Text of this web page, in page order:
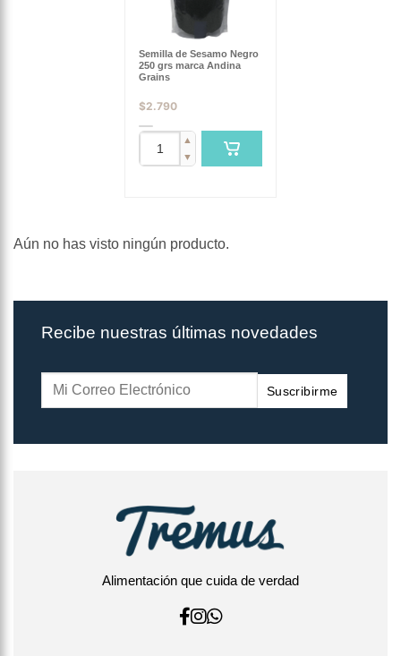
Semilla de Sesamo Negro
250 grs marca Andina
Grains
$2.790
▲
▼
Aún no has visto ningún producto.
Recibe nuestras últimas novedades
Suscribirme
Alimentación que cuida de verdad